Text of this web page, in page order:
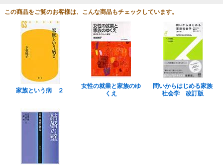
この商品をご覧のお客様は、こんな商品もチェックしています。
家族という病 ２
女性の就業と家族のゆ
くえ
問いからはじめる家族
社会学 改訂版